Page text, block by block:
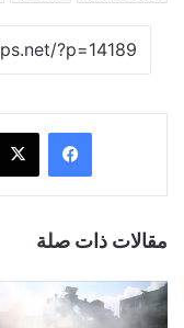
فيسبوك
مقالات ذات صلة